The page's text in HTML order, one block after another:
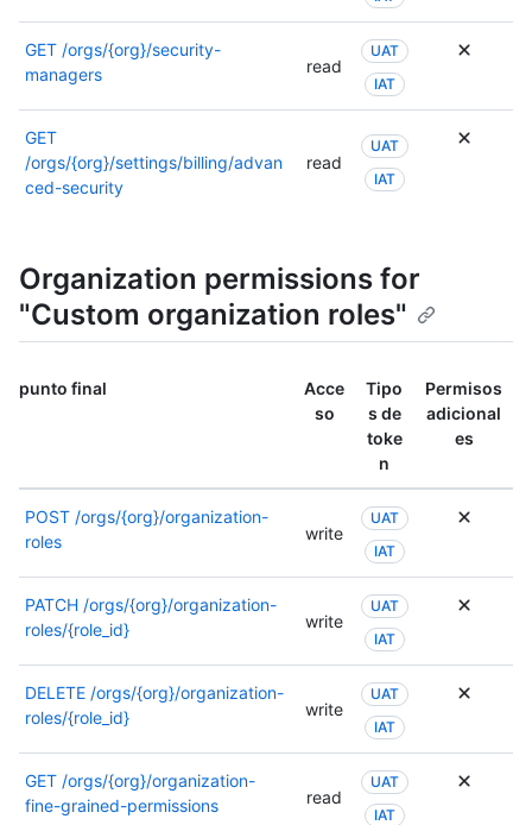
este
puede
la
este
GET /orgs/{org}/security-
managers
read
UAT
IAT
GET
/orgs/{org}/settings/billing/advan
ced-security
read
UAT
IAT
Organization permissions for
"Custom organization roles"
punto final
Acce
so
Tipo
s de
toke
n
Permisos
adicional
es
POST /orgs/{org}/organization-
roles
write
UAT
IAT
PATCH /orgs/{org}/organization-
roles/{role_id}
write
UAT
IAT
DELETE /orgs/{org}/organization-
roles/{role_id}
write
UAT
IAT
GET /orgs/{org}/organization-
fine-grained-permissions
read
UAT
IAT